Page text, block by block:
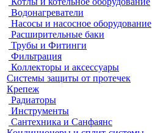
Водонагреватели
Насосы и насосное оборудование
Расширительные баки
Трубы и Фитинги
Фильтрация
Коллекторы и аксессуары
Системы защиты от протечек
Крепеж
Радиаторы
Инструменты
Сантехника и Санфаянс